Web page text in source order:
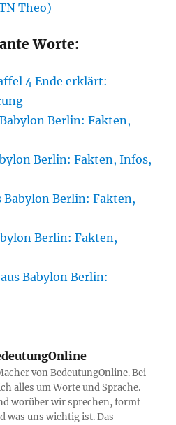
Theo)
Worte:
4 Ende erklärt:
Berlin: Fakten,
Berlin: Fakten, Infos,
Babylon Berlin: Fakten,
Berlin: Fakten,
Babylon Berlin:
von BedeutungOnline. Bei
alles um Worte und Sprache.
worüber wir sprechen, formt
was uns wichtig ist. Das